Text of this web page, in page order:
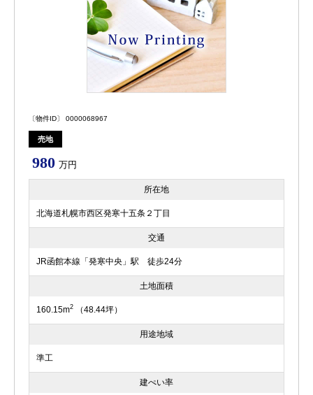
〔物件ID〕 0000068967
売地
980 万円
所在地
北海道札幌市西区発寒十五条２丁目
交通
JR函館本線「発寒中央」駅 徒歩24分
土地面積
160.15m2 （48.44坪）
用途地域
準工
建ぺい率